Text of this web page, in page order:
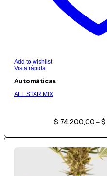
Add to wishlist
Vista rápida
Automáticas
ALL STAR MIX
$ 74.200,00 – $